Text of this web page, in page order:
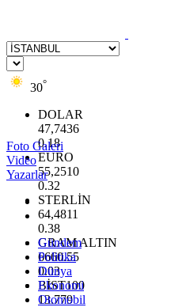
30°
DOLAR
47,7436
0.18
EURO
55,2510
0.32
STERLİN
64,4811
0.38
GRAM ALTIN
6660.55
0.03
BİST100
13.779
Foto Galeri
Video
Yazarlar
Gündem
Politika
Dünya
Ekonomi
Otomobil